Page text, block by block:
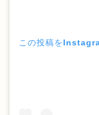
この投稿を